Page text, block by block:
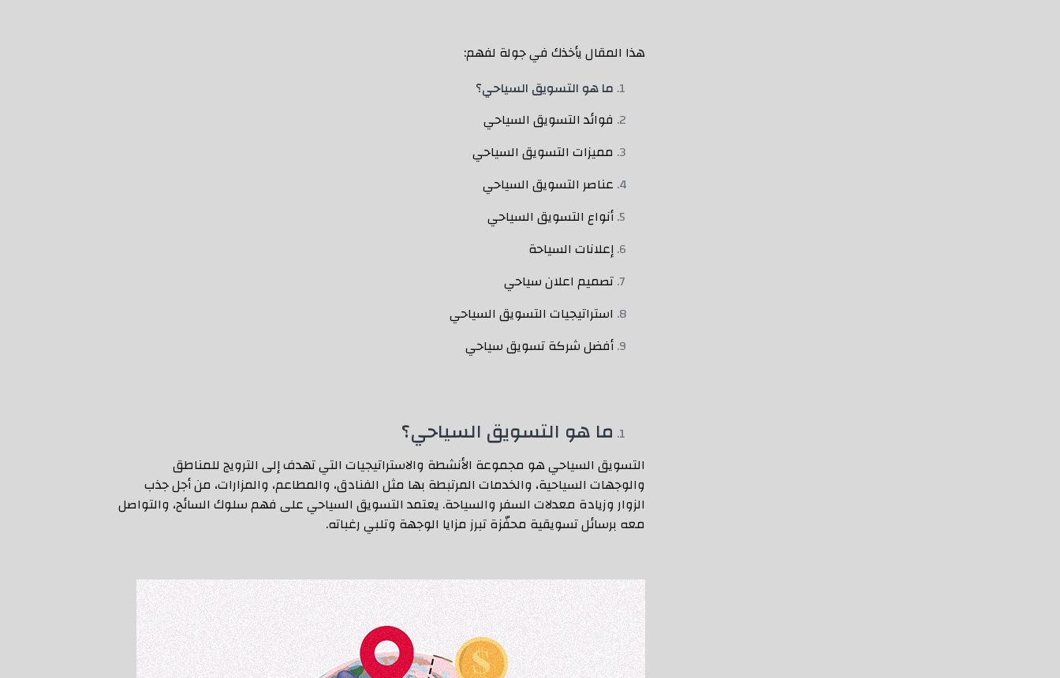
هذا المقال يأخذك في جولة لفهم:
ما هو التسويق السياحي؟
فوائد التسويق السياحي
مميزات التسويق السياحي
عناصر التسويق السياحي
أنواع التسويق السياحي
إعلانات السياحة
تصميم اعلان سياحي
استراتيجيات التسويق السياحي
أفضل شركة تسويق سياحي
ما هو التسويق السياحي؟
التسويق السياحي هو مجموعة الأنشطة والاستراتيجيات التي تهدف إلى الترويج للمناطق
والوجهات السياحية، والخدمات المرتبطة بها مثل الفنادق، والمطاعم، والمزارات، من أجل جذب
الزوار وزيادة معدلات السفر والسياحة. يعتمد التسويق السياحي على فهم سلوك السائح، والتواصل
معه برسائل تسويقية محفّزة تبرز مزايا الوجهة وتلبي رغباته.